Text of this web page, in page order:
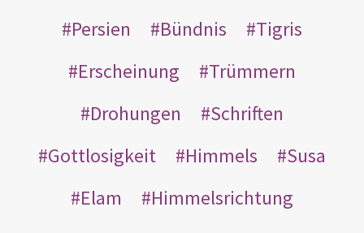
Persien
Bündnis
Tigris
Erscheinung
Trümmern
Drohungen
Schriften
Gottlosigkeit
Himmels
Susa
Elam
Himmelsrichtung